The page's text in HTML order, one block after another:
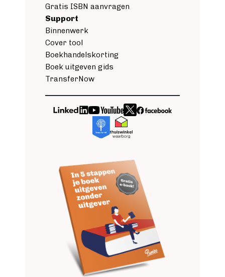
Gratis ISBN aanvragen
Support
Binnenwerk
Cover tool
Boekhandelskorting
Boek uitgeven gids
TransferNow
Image Image ImageImage
ImageImage